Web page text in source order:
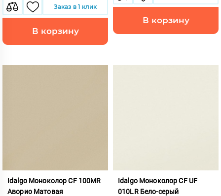
Заказ в 1 клик
В корзину
В корзину
Idalgo Моноколор CF 100MR
Аворио Матовая
Idalgo Моноколор CF UF
010LR Бело-серый